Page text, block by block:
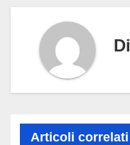
Di
Articoli correlati